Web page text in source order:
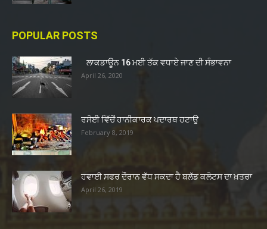
POPULAR POSTS
ਲਾਕਡਾਊਨ 16 ਮਈ ਤੱਕ ਵਧਾਏ ਜਾਣ ਦੀ ਸੰਭਾਵਨਾ
April 26, 2020
ਰਸੋਈ ਵਿੱਚੋਂ ਹਾਨੀਕਾਰਕ ਪਦਾਰਥ ਹਟਾਉ
February 8, 2019
ਹਵਾਈ ਸਫਰ ਦੌਰਾਨ ਵੱਧ ਸਕਦਾ ਹੈ ਬਲੱਡ ਕਲੋਟਸ ਦਾ ਖ਼ਤਰਾ
April 26, 2019